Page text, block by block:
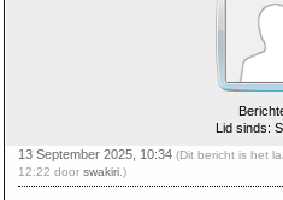
Lid sinds:
13 September 2025, 10:34 (Dit bericht is het
12:22 door swakiri .)